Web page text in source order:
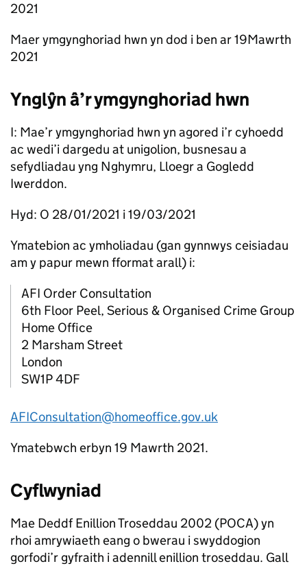
2021
Maer ymgynghoriad hwn yn dod i ben ar 19Mawrth
2021
Ynglŷn â’r ymgynghoriad hwn
I: Mae’r ymgynghoriad hwn yn agored i’r cyhoedd
ac wedi’i dargedu at unigolion, busnesau a
sefydliadau yng Nghymru, Lloegr a Gogledd
Iwerddon.
Hyd: O 28/01/2021 i 19/03/2021
Ymatebion ac ymholiadau (gan gynnwys ceisiadau
am y papur mewn fformat arall) i:
AFI Order Consultation
6th Floor Peel, Serious & Organised Crime Group
Home Office
2 Marsham Street
London
SW1P 4DF
AFIConsultation@homeoffice.gov.uk
Ymatebwch erbyn 19 Mawrth 2021.
Cyflwyniad
Mae Deddf Enillion Troseddau 2002 (POCA) yn
rhoi amrywiaeth eang o bwerau i swyddogion
gorfodi’r gyfraith i adennill enillion troseddau. Gall